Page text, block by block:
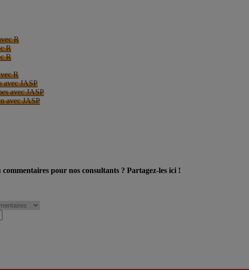
R
R
R
R
avec JASP
avec JASP
avec JASP
commentaires pour nos consultants ? Partagez-les ici !